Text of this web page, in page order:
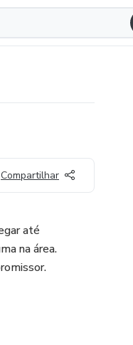
Compartilhar
até
na área.